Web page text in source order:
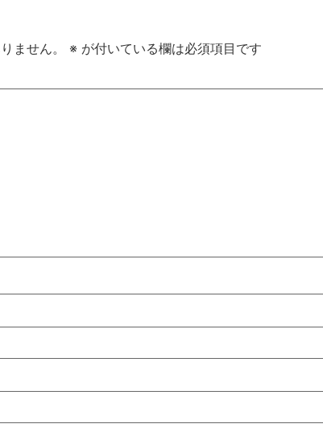
ません。 ※ が付いている欄は必須項目です